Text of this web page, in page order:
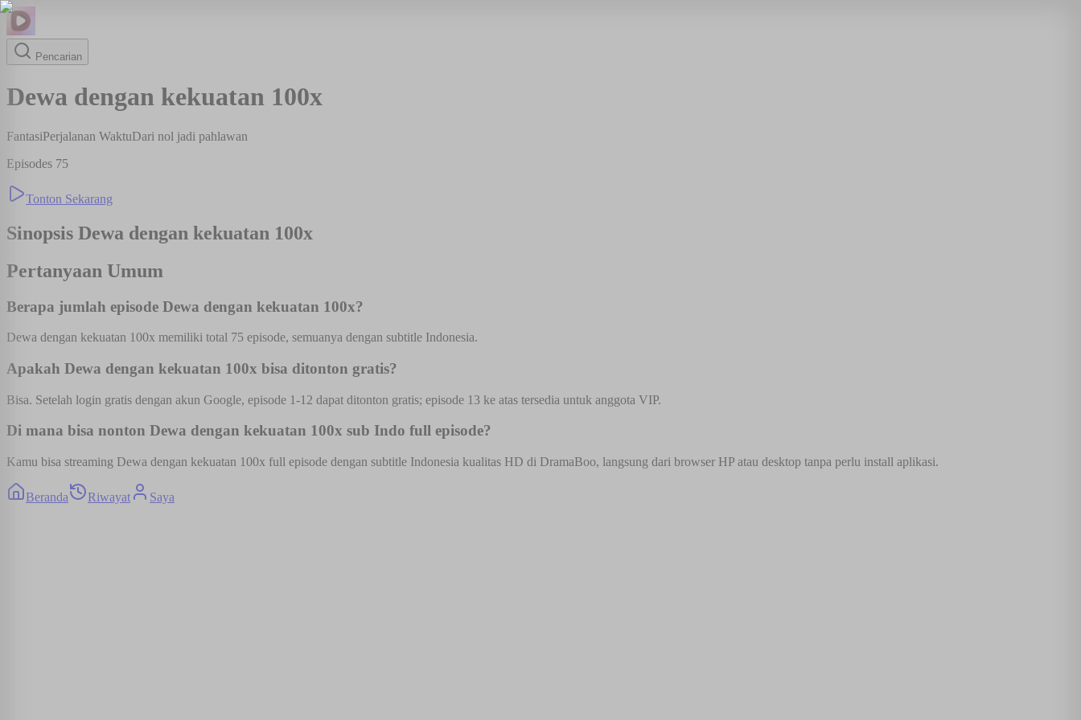
Pencarian
Dewa dengan kekuatan 100x
FantasiPerjalanan WaktuDari nol jadi pahlawan
Episodes 75
Tonton Sekarang
Sinopsis Dewa dengan kekuatan 100x
Pertanyaan Umum
Berapa jumlah episode Dewa dengan kekuatan 100x?
Dewa dengan kekuatan 100x memiliki total 75 episode, semuanya dengan subtitle Indonesia.
Apakah Dewa dengan kekuatan 100x bisa ditonton gratis?
Bisa. Setelah login gratis dengan akun Google, episode 1-12 dapat ditonton gratis; episode 13 ke atas tersedia untuk anggota VIP.
Di mana bisa nonton Dewa dengan kekuatan 100x sub Indo full episode?
Kamu bisa streaming Dewa dengan kekuatan 100x full episode dengan subtitle Indonesia kualitas HD di DramaBoo, langsung dari browser HP atau desktop tanpa perlu install aplikasi.
Beranda Riwayat Saya